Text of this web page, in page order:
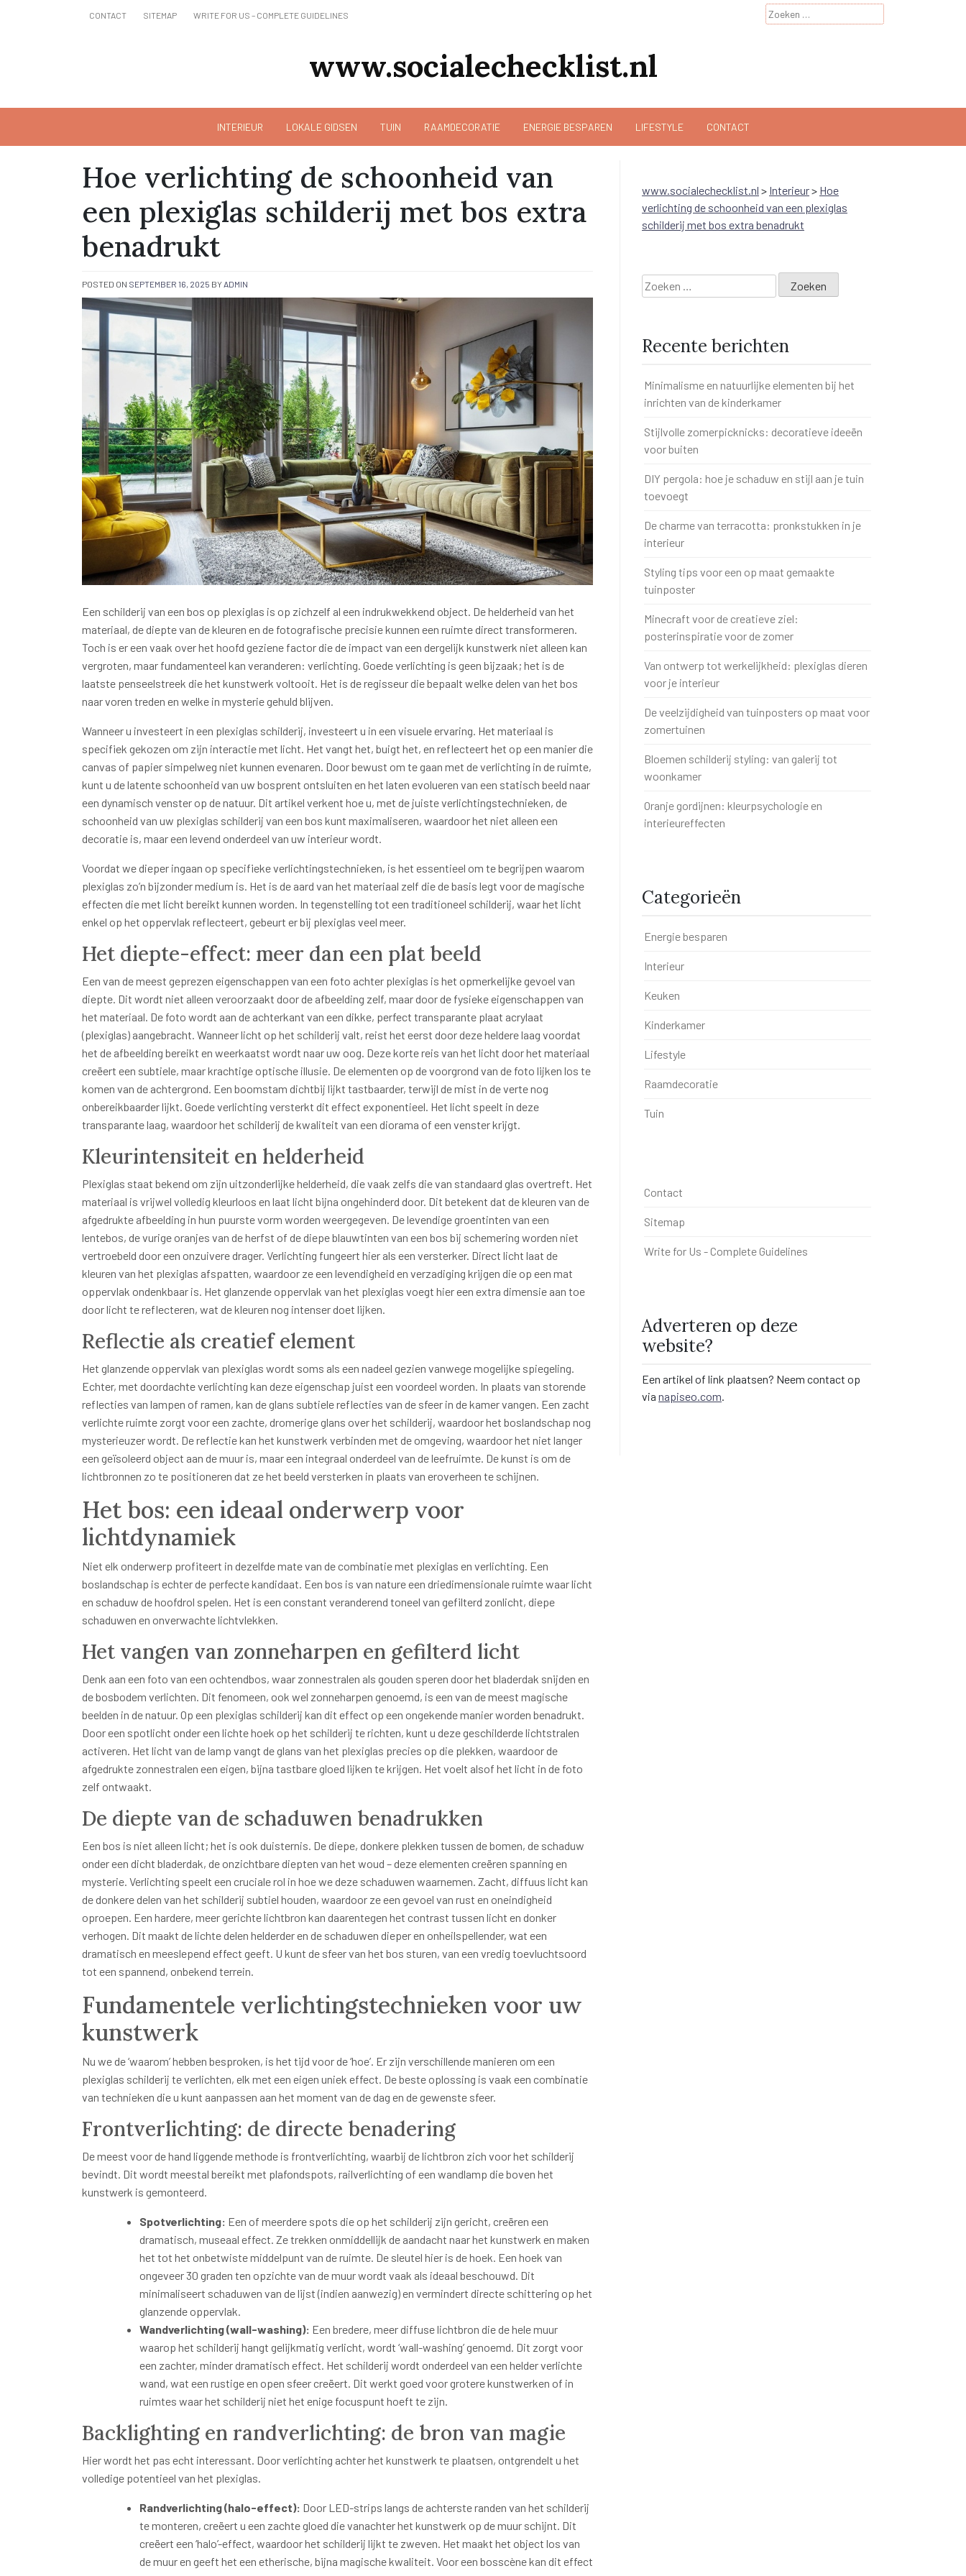
CONTACT SITEMAP WRITE FOR US – COMPLETE GUIDELINES
Zoeken
naar:
www.socialechecklist.nl
INTERIEUR LOKALE GIDSEN TUIN RAAMDECORATIE ENERGIE BESPAREN LIFESTYLE CONTACT
Hoe verlichting de schoonheid van
een plexiglas schilderij met bos extra
benadrukt
POSTED ON SEPTEMBER 16, 2025 BY ADMIN
Een schilderij van een bos op plexiglas is op zichzelf al een indrukwekkend object. De helderheid van het
materiaal, de diepte van de kleuren en de fotografische precisie kunnen een ruimte direct transformeren.
Toch is er een vaak over het hoofd geziene factor die de impact van een dergelijk kunstwerk niet alleen kan
vergroten, maar fundamenteel kan veranderen: verlichting. Goede verlichting is geen bijzaak; het is de
laatste penseelstreek die het kunstwerk voltooit. Het is de regisseur die bepaalt welke delen van het bos
naar voren treden en welke in mysterie gehuld blijven.
Wanneer u investeert in een plexiglas schilderij, investeert u in een visuele ervaring. Het materiaal is
specifiek gekozen om zijn interactie met licht. Het vangt het, buigt het, en reflecteert het op een manier die
canvas of papier simpelweg niet kunnen evenaren. Door bewust om te gaan met de verlichting in de ruimte,
kunt u de latente schoonheid van uw bosprent ontsluiten en het laten evolueren van een statisch beeld naar
een dynamisch venster op de natuur. Dit artikel verkent hoe u, met de juiste verlichtingstechnieken, de
schoonheid van uw plexiglas schilderij van een bos kunt maximaliseren, waardoor het niet alleen een
decoratie is, maar een levend onderdeel van uw interieur wordt.
Voordat we dieper ingaan op specifieke verlichtingstechnieken, is het essentieel om te begrijpen waarom
plexiglas zo’n bijzonder medium is. Het is de aard van het materiaal zelf die de basis legt voor de magische
effecten die met licht bereikt kunnen worden. In tegenstelling tot een traditioneel schilderij, waar het licht
enkel op het oppervlak reflecteert, gebeurt er bij plexiglas veel meer.
Het diepte-effect: meer dan een plat beeld
Een van de meest geprezen eigenschappen van een foto achter plexiglas is het opmerkelijke gevoel van
diepte. Dit wordt niet alleen veroorzaakt door de afbeelding zelf, maar door de fysieke eigenschappen van
het materiaal. De foto wordt aan de achterkant van een dikke, perfect transparante plaat acrylaat
(plexiglas) aangebracht. Wanneer licht op het schilderij valt, reist het eerst door deze heldere laag voordat
het de afbeelding bereikt en weerkaatst wordt naar uw oog. Deze korte reis van het licht door het materiaal
creëert een subtiele, maar krachtige optische illusie. De elementen op de voorgrond van de foto lijken los te
komen van de achtergrond. Een boomstam dichtbij lijkt tastbaarder, terwijl de mist in de verte nog
onbereikbaarder lijkt. Goede verlichting versterkt dit effect exponentieel. Het licht speelt in deze
transparante laag, waardoor het schilderij de kwaliteit van een diorama of een venster krijgt.
Kleurintensiteit en helderheid
Plexiglas staat bekend om zijn uitzonderlijke helderheid, die vaak zelfs die van standaard glas overtreft. Het
materiaal is vrijwel volledig kleurloos en laat licht bijna ongehinderd door. Dit betekent dat de kleuren van de
afgedrukte afbeelding in hun puurste vorm worden weergegeven. De levendige groentinten van een
lentebos, de vurige oranjes van de herfst of de diepe blauwtinten van een bos bij schemering worden niet
vertroebeld door een onzuivere drager. Verlichting fungeert hier als een versterker. Direct licht laat de
kleuren van het plexiglas afspatten, waardoor ze een levendigheid en verzadiging krijgen die op een mat
oppervlak ondenkbaar is. Het glanzende oppervlak van het plexiglas voegt hier een extra dimensie aan toe
door licht te reflecteren, wat de kleuren nog intenser doet lijken.
Reflectie als creatief element
Het glanzende oppervlak van plexiglas wordt soms als een nadeel gezien vanwege mogelijke spiegeling.
Echter, met doordachte verlichting kan deze eigenschap juist een voordeel worden. In plaats van storende
reflecties van lampen of ramen, kan de glans subtiele reflecties van de sfeer in de kamer vangen. Een zacht
verlichte ruimte zorgt voor een zachte, dromerige glans over het schilderij, waardoor het boslandschap nog
mysterieuzer wordt. De reflectie kan het kunstwerk verbinden met de omgeving, waardoor het niet langer
een geïsoleerd object aan de muur is, maar een integraal onderdeel van de leefruimte. De kunst is om de
lichtbronnen zo te positioneren dat ze het beeld versterken in plaats van eroverheen te schijnen.
Het bos: een ideaal onderwerp voor
lichtdynamiek
Niet elk onderwerp profiteert in dezelfde mate van de combinatie met plexiglas en verlichting. Een
boslandschap is echter de perfecte kandidaat. Een bos is van nature een driedimensionale ruimte waar licht
en schaduw de hoofdrol spelen. Het is een constant veranderend toneel van gefilterd zonlicht, diepe
schaduwen en onverwachte lichtvlekken.
Het vangen van zonneharpen en gefilterd licht
Denk aan een foto van een ochtendbos, waar zonnestralen als gouden speren door het bladerdak snijden en
de bosbodem verlichten. Dit fenomeen, ook wel zonneharpen genoemd, is een van de meest magische
beelden in de natuur. Op een plexiglas schilderij kan dit effect op een ongekende manier worden benadrukt.
Door een spotlicht onder een lichte hoek op het schilderij te richten, kunt u deze geschilderde lichtstralen
activeren. Het licht van de lamp vangt de glans van het plexiglas precies op die plekken, waardoor de
afgedrukte zonnestralen een eigen, bijna tastbare gloed lijken te krijgen. Het voelt alsof het licht in de foto
zelf ontwaakt.
De diepte van de schaduwen benadrukken
Een bos is niet alleen licht; het is ook duisternis. De diepe, donkere plekken tussen de bomen, de schaduw
onder een dicht bladerdak, de onzichtbare diepten van het woud – deze elementen creëren spanning en
mysterie. Verlichting speelt een cruciale rol in hoe we deze schaduwen waarnemen. Zacht, diffuus licht kan
de donkere delen van het schilderij subtiel houden, waardoor ze een gevoel van rust en oneindigheid
oproepen. Een hardere, meer gerichte lichtbron kan daarentegen het contrast tussen licht en donker
verhogen. Dit maakt de lichte delen helderder en de schaduwen dieper en onheilspellender, wat een
dramatisch en meeslepend effect geeft. U kunt de sfeer van het bos sturen, van een vredig toevluchtsoord
tot een spannend, onbekend terrein.
Fundamentele verlichtingstechnieken voor uw
kunstwerk
Nu we de ‘waarom’ hebben besproken, is het tijd voor de ‘hoe’. Er zijn verschillende manieren om een
plexiglas schilderij te verlichten, elk met een eigen uniek effect. De beste oplossing is vaak een combinatie
van technieken die u kunt aanpassen aan het moment van de dag en de gewenste sfeer.
Frontverlichting: de directe benadering
De meest voor de hand liggende methode is frontverlichting, waarbij de lichtbron zich voor het schilderij
bevindt. Dit wordt meestal bereikt met plafondspots, railverlichting of een wandlamp die boven het
kunstwerk is gemonteerd.
Spotverlichting: Een of meerdere spots die op het schilderij zijn gericht, creëren een
dramatisch, museaal effect. Ze trekken onmiddellijk de aandacht naar het kunstwerk en maken
het tot het onbetwiste middelpunt van de ruimte. De sleutel hier is de hoek. Een hoek van
ongeveer 30 graden ten opzichte van de muur wordt vaak als ideaal beschouwd. Dit
minimaliseert schaduwen van de lijst (indien aanwezig) en vermindert directe schittering op het
glanzende oppervlak.
Wandverlichting (wall-washing): Een bredere, meer diffuse lichtbron die de hele muur
waarop het schilderij hangt gelijkmatig verlicht, wordt ‘wall-washing’ genoemd. Dit zorgt voor
een zachter, minder dramatisch effect. Het schilderij wordt onderdeel van een helder verlichte
wand, wat een rustige en open sfeer creëert. Dit werkt goed voor grotere kunstwerken of in
ruimtes waar het schilderij niet het enige focuspunt hoeft te zijn.
Backlighting en randverlichting: de bron van magie
Hier wordt het pas echt interessant. Door verlichting achter het kunstwerk te plaatsen, ontgrendelt u het
volledige potentieel van het plexiglas.
Randverlichting (halo-effect): Door LED-strips langs de achterste randen van het schilderij
te monteren, creëert u een zachte gloed die vanachter het kunstwerk op de muur schijnt. Dit
creëert een ‘halo’-effect, waardoor het schilderij lijkt te zweven. Het maakt het object los van
de muur en geeft het een etherische, bijna magische kwaliteit. Voor een bosscène kan dit effect
www.socialechecklist.nl > Interieur> Hoe
verlichting de schoonheid van een plexiglas
schilderij met bos extra benadrukt
Zoeken
naar:
Recente berichten
Minimalisme en natuurlijke elementen bij het
inrichten van de kinderkamer
Stijlvolle zomerpicknicks: decoratieve ideeën
voor buiten
DIY pergola: hoe je schaduw en stijl aan je tuin
toevoegt
De charme van terracotta: pronkstukken in je
interieur
Styling tips voor een op maat gemaakte
tuinposter
Minecraft voor de creatieve ziel:
posterinspiratie voor de zomer
Van ontwerp tot werkelijkheid: plexiglas dieren
voor je interieur
De veelzijdigheid van tuinposters op maat voor
zomertuinen
Bloemen schilderij styling: van galerij tot
woonkamer
Oranje gordijnen: kleurpsychologie en
interieureffecten
Categorieën
Energie besparen
Interieur
Keuken
Kinderkamer
Lifestyle
Raamdecoratie
Tuin
Contact
Sitemap
Write for Us - Complete Guidelines
Adverteren op deze
website?
Een artikel of link plaatsen? Neem contact op
via napiseo.com